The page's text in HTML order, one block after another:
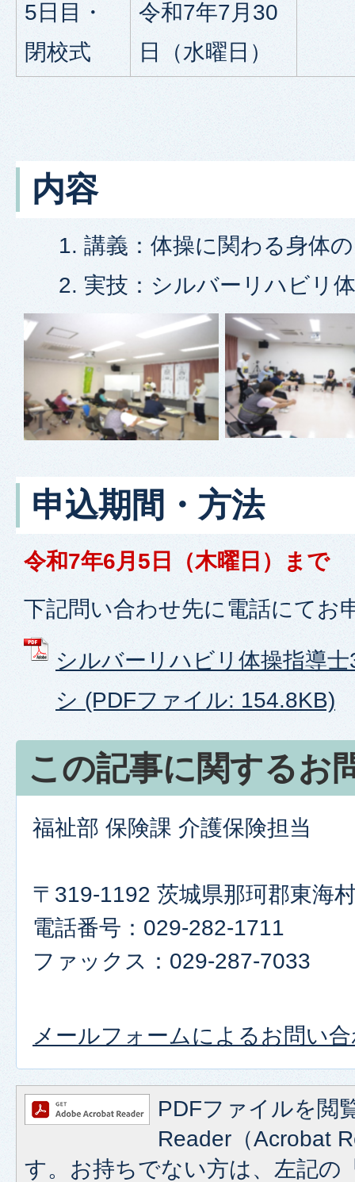
5日目・
閉校式
令和7年7月30
日（水曜日）
内容
講義：体操に関わる身体
実技：シルバーリハビリ
申込期間・方法
令和7年6月5日（木曜日）まで
下記問い合わせ先に電話にてお
シルバーリハビリ体操指導
シ (PDFファイル: 154.8KB)
この記事に関するお
福祉部 保険課 介護保険担当
〒319-1192 茨城県那珂郡東海
電話番号：029-282-1711
ファックス：029-287-7033​​​​​​​
メールフォームによるお問い
PDFファイルを閲
Reader（Acrobat
す。お持ちでない方は、左記の